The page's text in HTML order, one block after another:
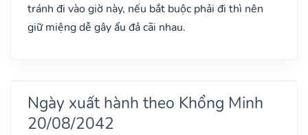
tránh đi vào giờ này, nếu bắt buộc phải đi thì nên
giữ miệng dễ gây ẩu đả cãi nhau.
Ngày xuất hành theo Khổng Minh
20/08/2042